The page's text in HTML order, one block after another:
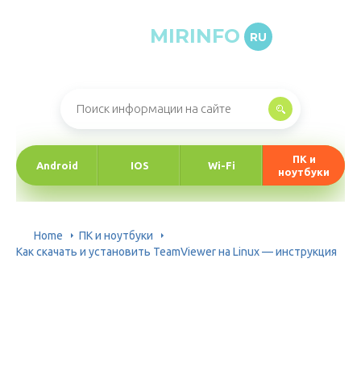
MIRINFO RU
Android IOS Wi-Fi
ПК и
ноутбуки
Home
ПК и ноутбуки
Как скачать и установить TeamViewer на Linux — инструкция